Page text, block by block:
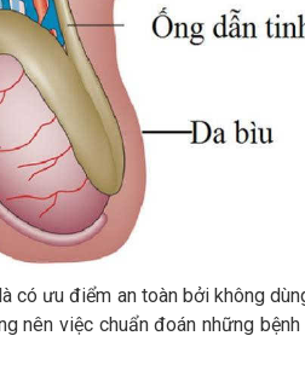
có ưu điểm an toàn bởi không
nên việc chuẩn đoán những